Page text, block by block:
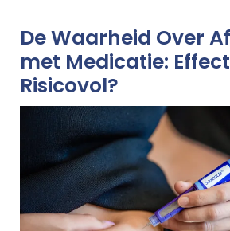
De Waarheid Over
met Medicatie:
Risicovol?